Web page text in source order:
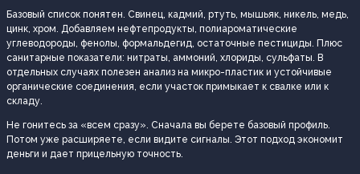
Базовый список понятен. Свинец, кадмий, ртуть, мышьяк, никель, медь,
цинк, хром. Добавляем нефтепродукты, полиароматические
углеводороды, фенолы, формальдегид, остаточные пестициды. Плюс
санитарные показатели: нитраты, аммоний, хлориды, сульфаты. В
отдельных случаях полезен анализ на микро-пластик и устойчивые
органические соединения, если участок примыкает к свалке или к
складу.
Не гонитесь за «всем сразу». Сначала вы берете базовый профиль.
Потом уже расширяете, если видите сигналы. Этот подход экономит
деньги и дает прицельную точность.